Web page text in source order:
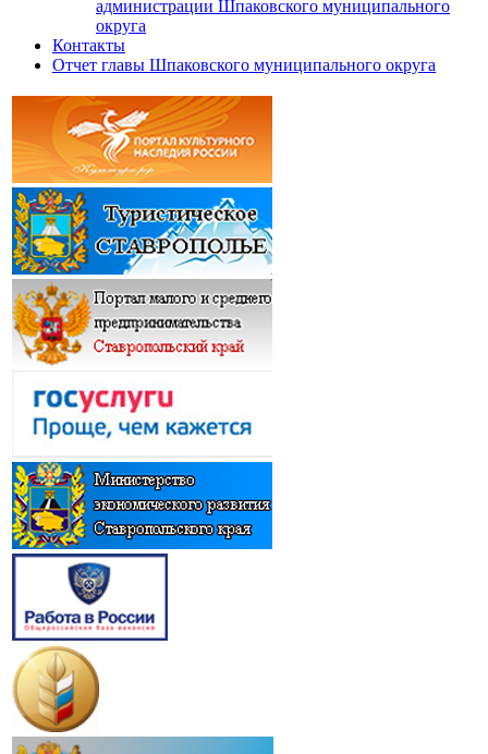
администрации Шпаковского муниципального
округа
Контакты
Отчет главы Шпаковского муниципального округа